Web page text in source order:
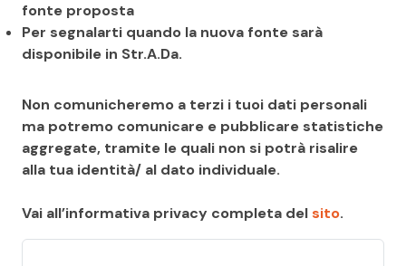
fonte proposta
Per segnalarti quando la nuova fonte sarà
disponibile in Str.A.Da.
Non comunicheremo a terzi i tuoi dati personali
ma potremo comunicare e pubblicare statistiche
aggregate, tramite le quali non si potrà risalire
alla tua identità/ al dato individuale.
Vai all’informativa privacy completa delsito.